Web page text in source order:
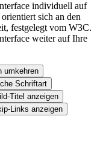
individuell auf
sich an den
festgelegt vom W3C.
weiter auf Ihre
umkehren
Schriftart
Titel anzeigen
Links anzeigen